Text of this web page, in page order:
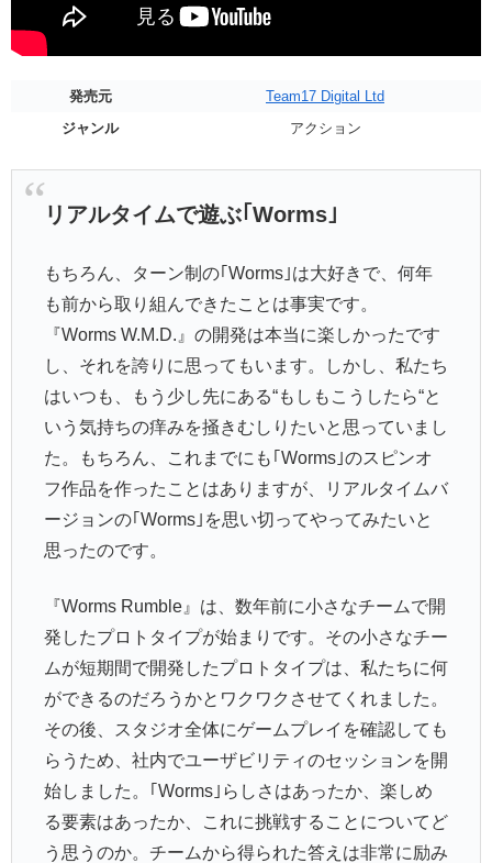
発売元
Team17 Digital Ltd
ジャンル
アクション
リアルタイムで遊ぶ｢Worms｣
もちろん、ターン制の｢Worms｣は大好きで、何年
も前から取り組んできたことは事実です。
『Worms W.M.D.』の開発は本当に楽しかったです
し、それを誇りに思ってもいます。しかし、私たち
はいつも、もう少し先にある“もしもこうしたら“と
いう気持ちの痒みを掻きむしりたいと思っていまし
た。もちろん、これまでにも｢Worms｣のスピンオ
フ作品を作ったことはありますが、リアルタイムバ
ージョンの｢Worms｣を思い切ってやってみたいと
思ったのです。
『Worms Rumble』は、数年前に小さなチームで開
発したプロトタイプが始まりです。その小さなチー
ムが短期間で開発したプロトタイプは、私たちに何
ができるのだろうかとワクワクさせてくれました。
その後、スタジオ全体にゲームプレイを確認しても
らうため、社内でユーザビリティのセッションを開
始しました。｢Worms｣らしさはあったか、楽しめ
る要素はあったか、これに挑戦することについてど
う思うのか。チームから得られた答えは非常に励み